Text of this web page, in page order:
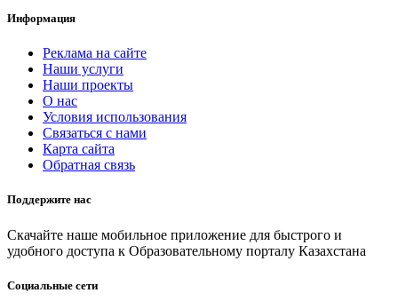
Информация
Реклама на сайте
Наши услуги
Наши проекты
О нас
Условия использования
Связаться с нами
Карта сайта
Обратная связь
Поддержите нас
Скачайте наше мобильное приложение для быстрого и
удобного доступа к Образовательному порталу Казахстана
Социальные сети